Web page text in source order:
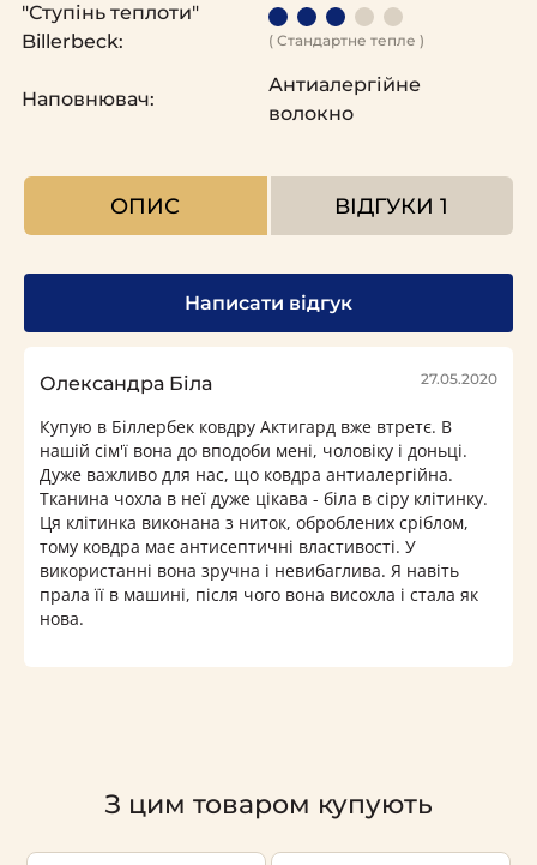
"Ступінь теплоти"
Billerbeck:
( Стандартне тепле )
Наповнювач:
Антиалергійне
волокно
ОПИС ВІДГУКИ1
Написати відгук
Олександра Біла 27.05.2020
Купую в Біллербек ковдру Актигард вже втретє. В
нашій сім'ї вона до вподоби мені, чоловіку і доньці.
Дуже важливо для нас, що ковдра антиалергійна.
Тканина чохла в неї дуже цікава - біла в сіру клітинку.
Ця клітинка виконана з ниток, оброблених сріблом,
тому ковдра має антисептичні властивості. У
використанні вона зручна і невибаглива. Я навіть
прала її в машині, після чого вона висохла і стала як
нова.
З цим товаром купують